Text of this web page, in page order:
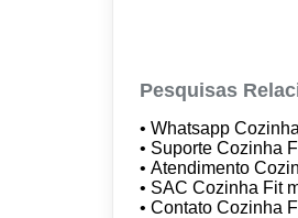
Pesquisas
• Whatsapp
• Suporte Cozinha
• Atendimento
• SAC Cozinha Fit
• Contato Cozinha